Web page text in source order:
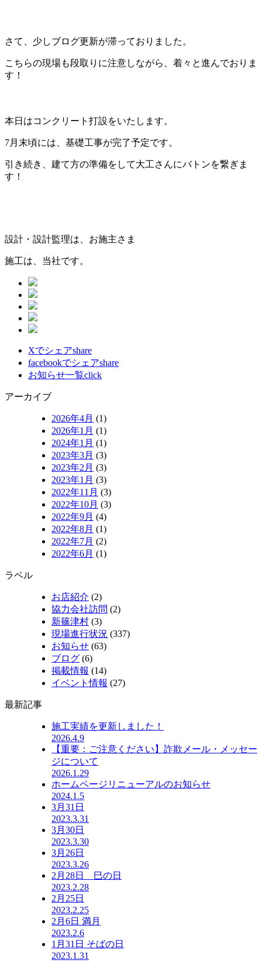
さて、少しブログ更新が滞っておりました。
こちらの現場も段取りに注意しながら、着々と進んでおりま
す！
本日はコンクリート打設をいたします。
7月末頃には、基礎工事が完了予定です。
引き続き、建て方の準備をして大工さんにバトンを繋ぎま
す！
設計・設計監理は、お施主さま
施工は、当社です。
Xでシェアshare
facebookでシェアshare
お知らせ一覧click
アーカイブ
2026年4月 (1)
2026年1月 (1)
2024年1月 (1)
2023年3月 (3)
2023年2月 (3)
2023年1月 (3)
2022年11月 (3)
2022年10月 (3)
2022年9月 (4)
2022年8月 (1)
2022年7月 (2)
2022年6月 (1)
ラベル
お店紹介 (2)
協力会社訪問 (2)
新篠津村 (3)
現場進行状況 (337)
お知らせ (63)
ブログ (6)
掲載情報 (14)
イベント情報 (27)
最新記事
施工実績を更新しました！
2026.4.9
【重要：ご注意ください】詐欺メール・メッセー
ジについて
2026.1.29
ホームページリニューアルのお知らせ
2024.1.5
3月31日
2023.3.31
3月30日
2023.3.30
3月26日
2023.3.26
2月28日 巳の日
2023.2.28
2月25日
2023.2.25
2月6日 満月
2023.2.6
1月31日 そばの日
2023.1.31